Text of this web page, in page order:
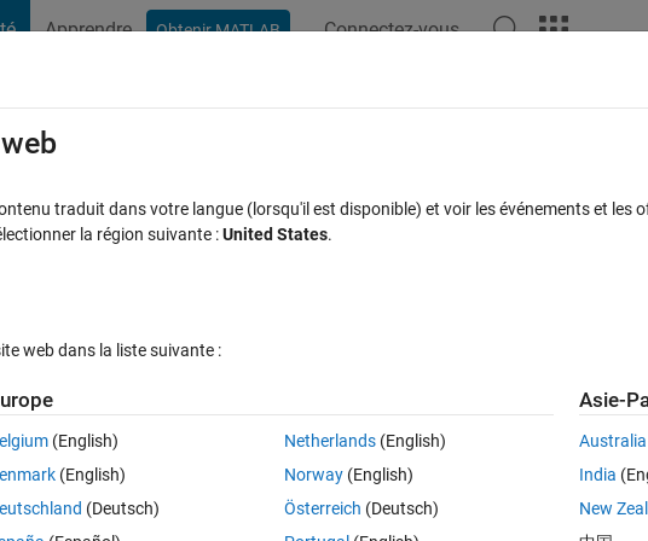
Apprendre Obtenir MATLAB Connectez-vous
to its introduction in R2014b)
However, the version I'm forced to use on a work computer is R2014a,
and times in this version of MATLAB? I have always used the newest
traduit dans votre langue (lorsqu'il est disponible) et voir les événements et les
la région suivante :United States.
web dans la liste suivante :
(English)
(English)
(Deutsch)
Netherlands(English)
Norway(English)
Österreich (Deutsch)
Asie-
Australia
India
New